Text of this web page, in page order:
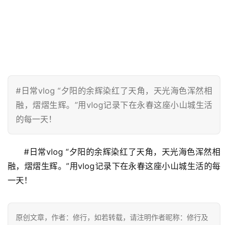
#日常vlog “夕阳的余辉染红了天角，天光海⾊浑然相
融，熠熠⽣辉。”用vlog记录下在永春这座小山城生活
的每一天！
#日常vlog “夕阳的余辉染红了天角，天光海⾊浑然相
融，熠熠⽣辉。”用vlog记录下在永春这座小山城生活的每
一天！
原创文章，作者：修行，如若转载，请注明作者昵称：修行及